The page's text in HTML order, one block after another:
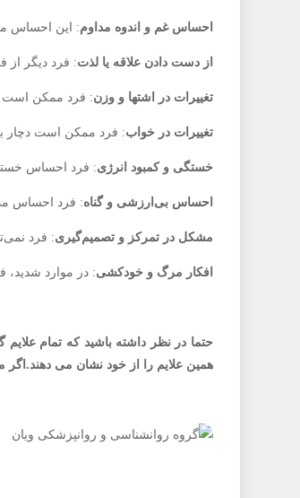
احساس غم و اندوه مداوم: این احساس
از دست دادن علاقه یا لذت: فرد دیگر از
تغییرات در اشتها و وزن: فرد ممکن است
تغییرات در خواب: فرد ممکن است دچار
خستگی و کمبود انرژی: فرد احساس
احساس بی‌ارزشی و گناه: فرد احساس
مشکل در تمرکز و تصمیم‌گیری: فرد
افکار مرگ و خودکشی: در موارد
حتما در نظر داشته باشید که تمام
همین علایم را از خود نشان می